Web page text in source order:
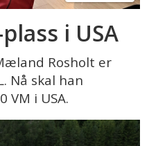
i USA
Rosholt er
Nå skal han
VM i USA.